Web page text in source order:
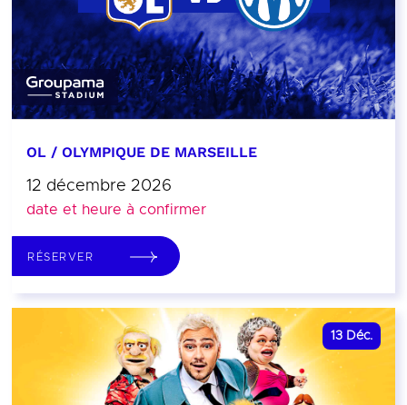
OL / OLYMPIQUE DE MARSEILLE
12 décembre 2026
date et heure à confirmer
RÉSERVER
13 Déc.